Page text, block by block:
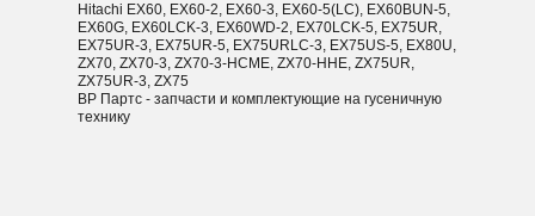
Hitachi EX60, EX60-2, EX60-3, EX60-5(LC), EX60BUN-5,
EX60G, EX60LCK-3, EX60WD-2, EX70LCK-5, EX75UR,
EX75UR-3, EX75UR-5, EX75URLC-3, EX75US-5, EX80U,
ZX70, ZX70-3, ZX70-3-HCME, ZX70-HHE, ZX75UR,
ZX75UR-3, ZX75
ВР Партс - запчасти и комплектующие на гусеничную
технику